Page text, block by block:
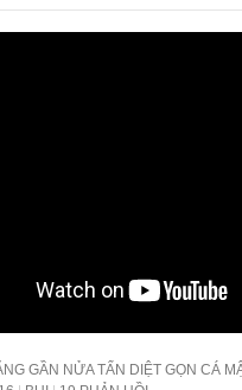
GẦN NỬA TẤN DIỆT GỌN CÁ